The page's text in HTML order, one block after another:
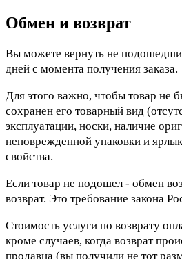
Обмен и возврат
Вы можете вернуть не
дней с момента получения заказа.
Для этого важно, чтобы товар не
сохранен его товарный вид
эксплуатации, носки, наличие
неповрежденной упаковки и
свойства.
Если товар не подошел - обмен
возврат. Это требование закона
Стоимость услуги по возврату
кроме случаев, когда возврат
продавца (вы получили не тот